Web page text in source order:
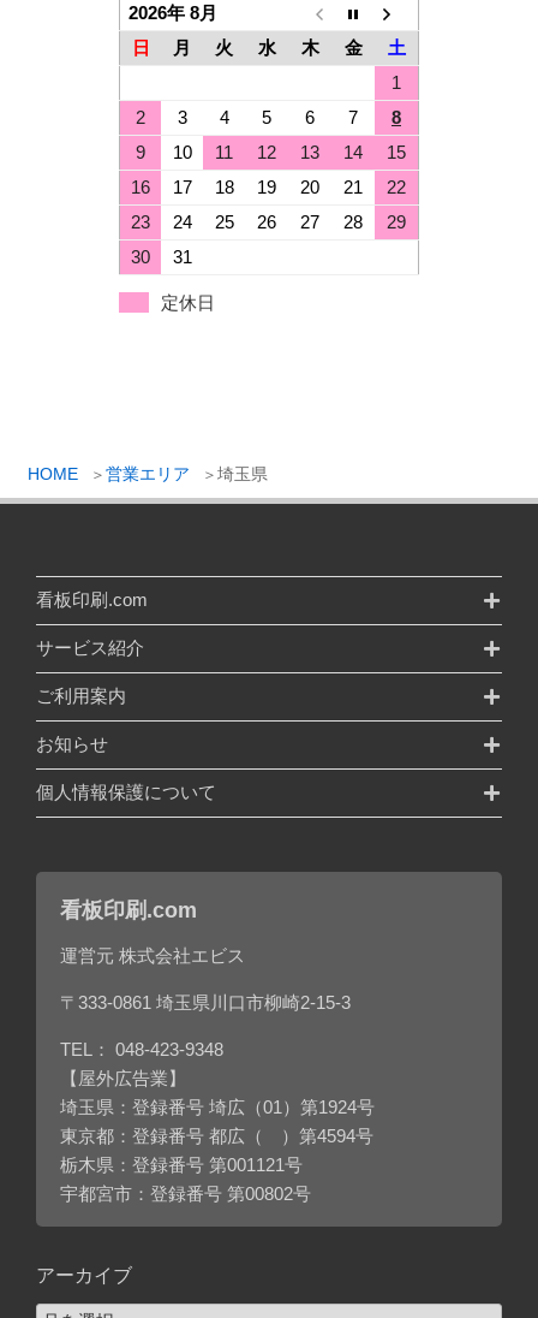
HOME 営業エリア 埼玉県
2026年 8月
日
月 火 水 木 金
土
1
2
3 4 5 6 7
8
9
10 11 12 13 14
15
16
17 18 19 20 21
22
23
24 25 26 27 28
29
30
31
定休日
看板印刷.com
サービス紹介
ご利用案内
お知らせ
個人情報保護について
看板印刷.com
運営元 株式会社エビス
〒333-0861 埼玉県川口市柳崎2-15-3
TEL： 048-423-9348
【屋外広告業】
埼玉県：登録番号 埼広（01）第1924号
東京都：登録番号 都広（ ）第4594号
栃木県：登録番号 第001121号
宇都宮市：登録番号 第00802号
アーカイブ